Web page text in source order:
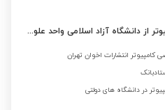
کارشناسی ارشد مهندسی کامپیوتر از دانشگاه آزاد اسلامی واحد علوم و تحقیقات تهران
انتشارات اخوان تهران